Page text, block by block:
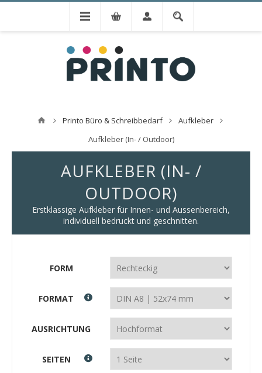
Printo Büro & Schreibbedarf
Aufkleber
Aufkleber (In- / Outdoor)
AUFKLEBER (IN- /
OUTDOOR)
Erstklassige Aufkleber für Innen- und Aussenbereich,
individuell bedruckt und geschnitten.
FORM
FORMAT
AUSRICHTUNG
SEITEN